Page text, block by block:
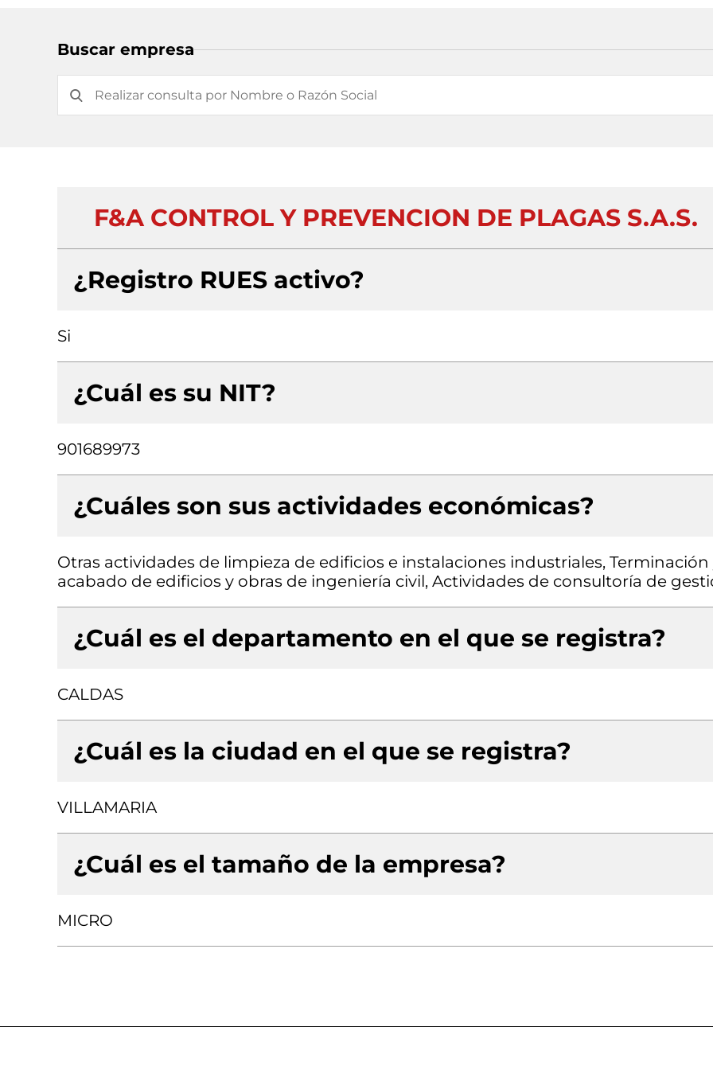
Buscar empresa
F&A CONTROL Y PREVENCION DE PLAGAS S.A.S.
¿Registro RUES activo?
Si
¿Cuál es su NIT?
901689973
¿Cuáles son sus actividades económicas?
Otras actividades de limpieza de edificios e instalaciones industriales, Terminación
acabado de edificios y obras de ingeniería civil, Actividades de consultoría de
¿Cuál es el departamento en el que se registra?
CALDAS
¿Cuál es la ciudad en el que se registra?
VILLAMARIA
¿Cuál es el tamaño de la empresa?
MICRO